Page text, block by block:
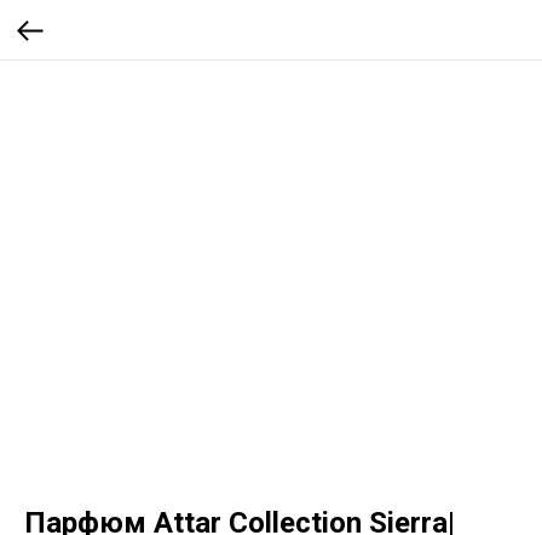
Парфюм Attar Collection Sierra|